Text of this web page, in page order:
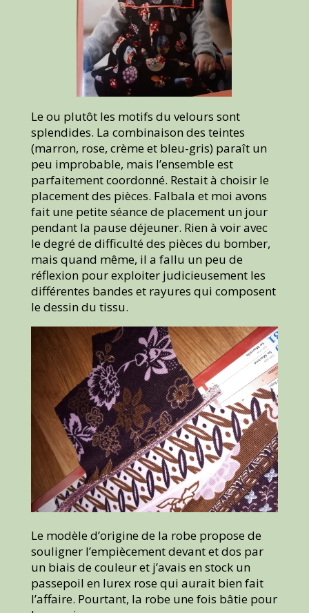
Le ou plutôt les motifs du velours sont
splendides. La combinaison des teintes
(marron, rose, crème et bleu-gris) paraît un
peu improbable, mais l’ensemble est
parfaitement coordonné. Restait à choisir le
placement des pièces. Falbala et moi avons
fait une petite séance de placement un jour
pendant la pause déjeuner. Rien à voir avec
le degré de difficulté des pièces du bomber,
mais quand même, il a fallu un peu de
réflexion pour exploiter judicieusement les
différentes bandes et rayures qui composent
le dessin du tissu.
Le modèle d’origine de la robe propose de
souligner l’empiècement devant et dos par
un biais de couleur et j’avais en stock un
passepoil en lurex rose qui aurait bien fait
l’affaire. Pourtant, la robe une fois bâtie pour